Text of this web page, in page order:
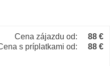
Cena zájazdu od:
88 €
s príplatkami od:
88 €